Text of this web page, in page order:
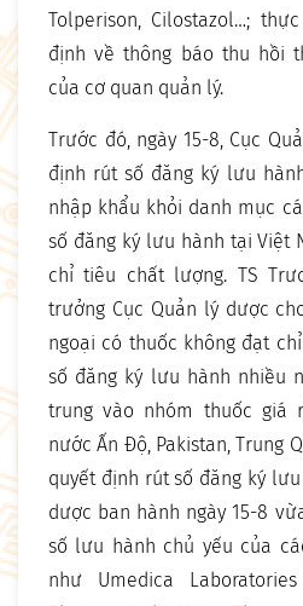
Tolperison, Cilostazol…;
định về thông báo thu hồi
của cơ quan quản lý.
Trước đó, ngày 15-8, Cục
định rút số đăng ký lưu
nhập khẩu khỏi danh mục
số đăng ký lưu hành tại Việt
chỉ tiêu chất lượng. TS
trưởng Cục Quản lý dược
ngoại có thuốc không đạt
số đăng ký lưu hành nhiều
trung vào nhóm thuốc giá
nước Ấn Độ, Pakistan, Trung
quyết định rút số đăng ký
dược ban hành ngày 15-8
số lưu hành chủ yếu của
như Umedica